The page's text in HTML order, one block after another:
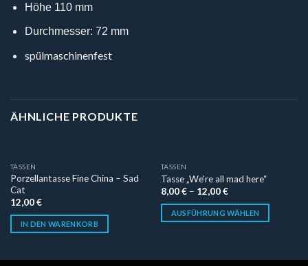
Höhe 110 mm
Durchmesser: 72 mm
spülmaschinenfest
ÄHNLICHE PRODUKTE
TASSEN
Porzellantasse Fine China – Sad
Cat
12,00€
IN DEN WARENKORB
TASSEN
Tasse „We’re all mad here“
8,00€– 12,00€
AUSFÜHRUNG WÄHLEN